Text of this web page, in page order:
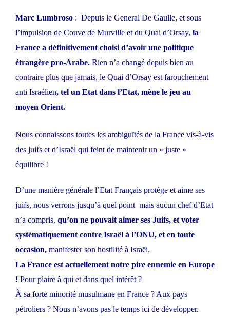
Marc Lumbroso : Depuis le General De Gaulle, et sous
l’impulsion de Couve de Murville et du Quai d’Orsay, la
France a définitivement choisi d’avoir une politique
étrangère pro-Arabe. Rien n’a changé depuis bien au
contraire plus que jamais, le Quai d’Orsay est farouchement
anti Israélien, tel un Etat dans l’Etat, mène le jeu au
moyen Orient.
Nous connaissons toutes les ambiguïtés de la France vis-à-vis
des juifs et d’Israël qui feint de maintenir un « juste »
équilibre !
D’une manière générale l’Etat Français protège et aime ses
juifs, nous verrons jusqu’à quel point mais aucun chef d’Etat
n’a compris, qu’on ne pouvait aimer ses Juifs, et voter
systématiquement contre Israël à l’ONU, et en toute
occasion, manifester son hostilité à Israël.
La France est actuellement notre pire ennemie en Europe
! Pour plaire à qui et dans quel intérêt ?
À sa forte minorité musulmane en France ? Aux pays
pétroliers ? Nous n’avons pas le temps ici de développer.